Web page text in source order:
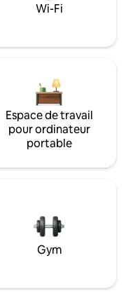
Wi-Fi
Espace de travail
pour ordinateur
portable
Gym